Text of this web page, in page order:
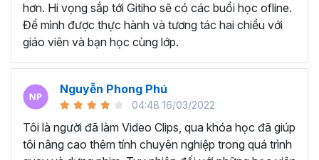
hơn. Hi vọng sắp tới Gitiho sẽ có các buổi học ofline.
Để mình được thực hành và tương tác hai chiều với
giáo viên và bạn học cùng lớp.
Nguyễn Phong Phú
04:48 16/03/2022
Tôi là người đã làm Video Clips, qua khóa học đã giúp
tôi nâng cao thêm tính chuyên nghiệp trong quá trình